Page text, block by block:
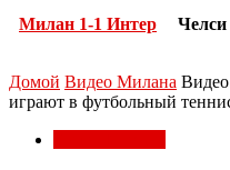
Милан 1-1 Интер
Домой Видео Милана
играют в футбольный